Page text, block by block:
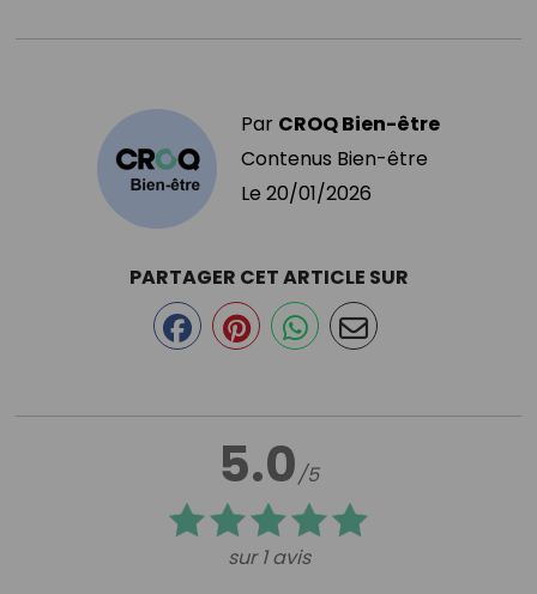
Par CROQ Bien-être
Contenus Bien-être
Le 20/01/2026
5.0/5
sur 1 avis
PARTAGER CET ARTICLE SUR